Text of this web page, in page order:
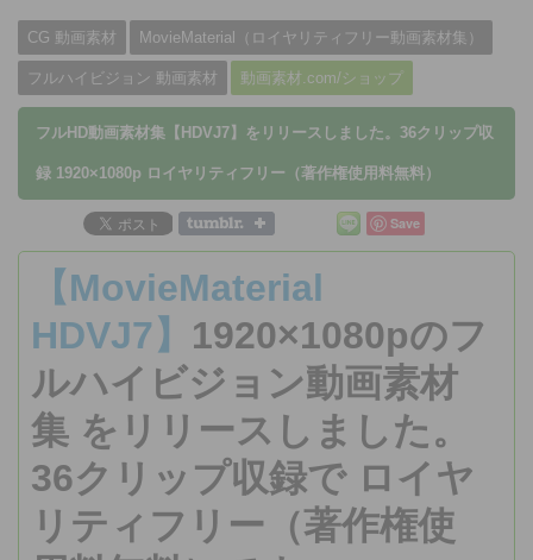
CG 動画素材 MovieMaterial（ロイヤリティフリー動画素材集）
フルハイビジョン 動画素材 動画素材.com/ショップ
フルHD動画素材集【HDVJ7】をリリースしました。36クリップ収
録 1920×1080p ロイヤリティフリー（著作権使用料無料）
Save
【MovieMaterial
HDVJ7 】 1920×1080pのフ
ルハイビジョン動画素材
集 をリリースしました。
36クリップ収録で ロイヤ
リティフリー（著作権使